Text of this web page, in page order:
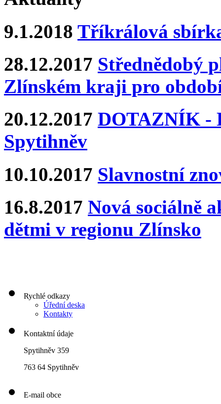
9.1.2018 Tříkrálová
28.12.2017 Střednědobý
Zlínském kraji pro
20.12.2017 DOTAZNÍK -
Spytihněv
10.10.2017 Slavnostní
16.8.2017 Nová sociálně
dětmi v regionu Zlínsko
Rychlé odkazy
Úřední deska
Kontakty
Kontaktní údaje
Spytihněv 359
763 64 Spytihněv
E-mail obce